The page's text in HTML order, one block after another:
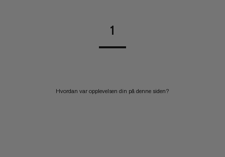
1
Hvordan var opplevelsen din på denne siden?